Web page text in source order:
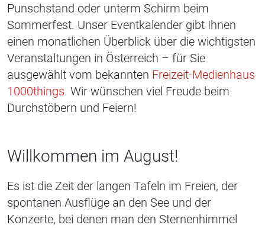
Punschstand oder unterm Schirm beim
Sommerfest. Unser Eventkalender gibt Ihnen
einen monatlichen Überblick über die wichtigsten
Veranstaltungen in Österreich – für Sie
ausgewählt vom bekannten Freizeit-Medienhaus
1000things. Wir wünschen viel Freude beim
Durchstöbern und Feiern!
Willkommen im August!
Es ist die Zeit der langen Tafeln im Freien, der
spontanen Ausflüge an den See und der
Konzerte, bei denen man den Sternenhimmel